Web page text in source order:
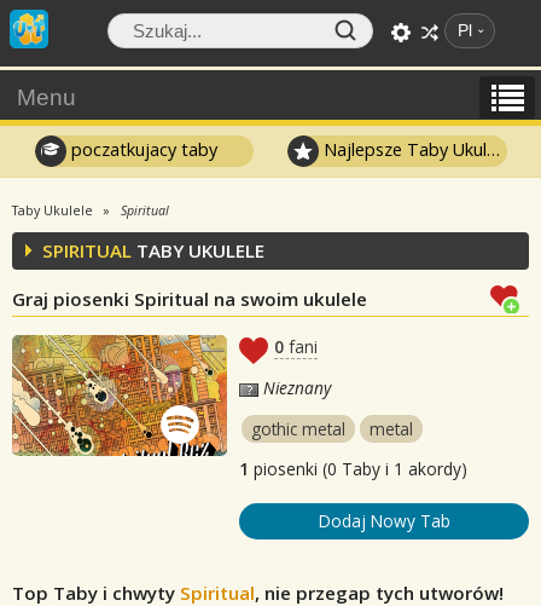
Pl
Menu
poczatkujacy taby Najlepsze Taby Ukulele
Taby Ukulele Spiritual
SPIRITUAL TABY UKULELE
Graj piosenki Spiritual na swoim ukulele
0 fani
Nieznany
gothic metal
metal
1 piosenki (0 Taby i 1 akordy)
Dodaj Nowy Tab
Top Taby i chwyty Spiritual, nie przegap tych utworów!